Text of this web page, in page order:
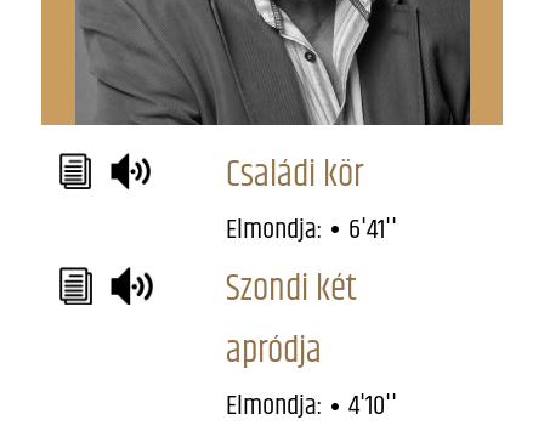
Családi kör
Elmondja: 6'41''
Szondi két
apródja
Elmondja: 4'10''